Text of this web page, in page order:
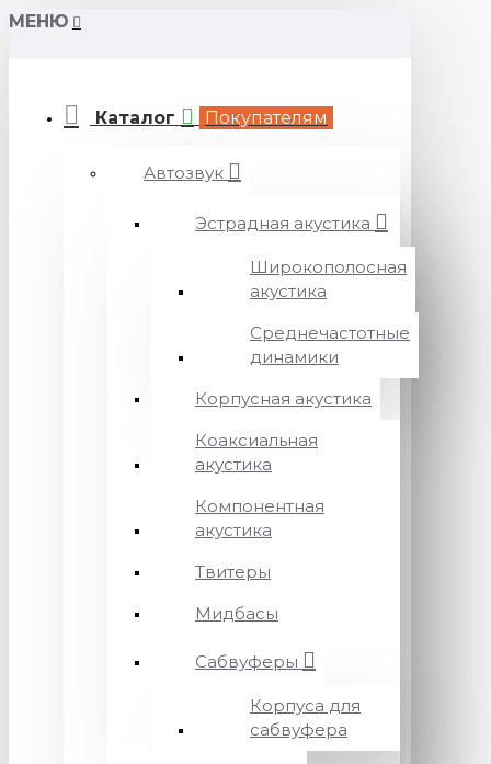
МЕНЮ
Каталог Покупателям
Автозвук
Эстрадная акустика
Широкополосная
акустика
Среднечастотные
динамики
Корпусная акустика
Коаксиальная
акустика
Компонентная
акустика
Твитеры
Мидбасы
Сабвуферы
Корпуса для
сабвуфера